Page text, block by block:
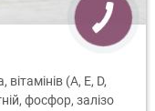
(A, E, D,
фосфор, залізо